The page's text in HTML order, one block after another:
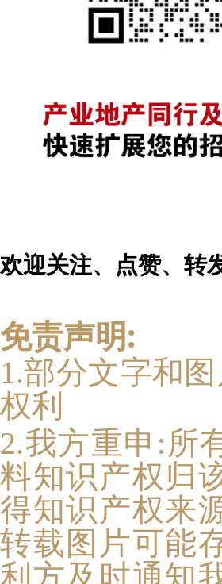
欢迎关注、点赞、转
免责声明:
1.部分文字和
权利
2.我方重申: 所
料知识产权归
得知识产权来
转载图片可能
利方及时通知